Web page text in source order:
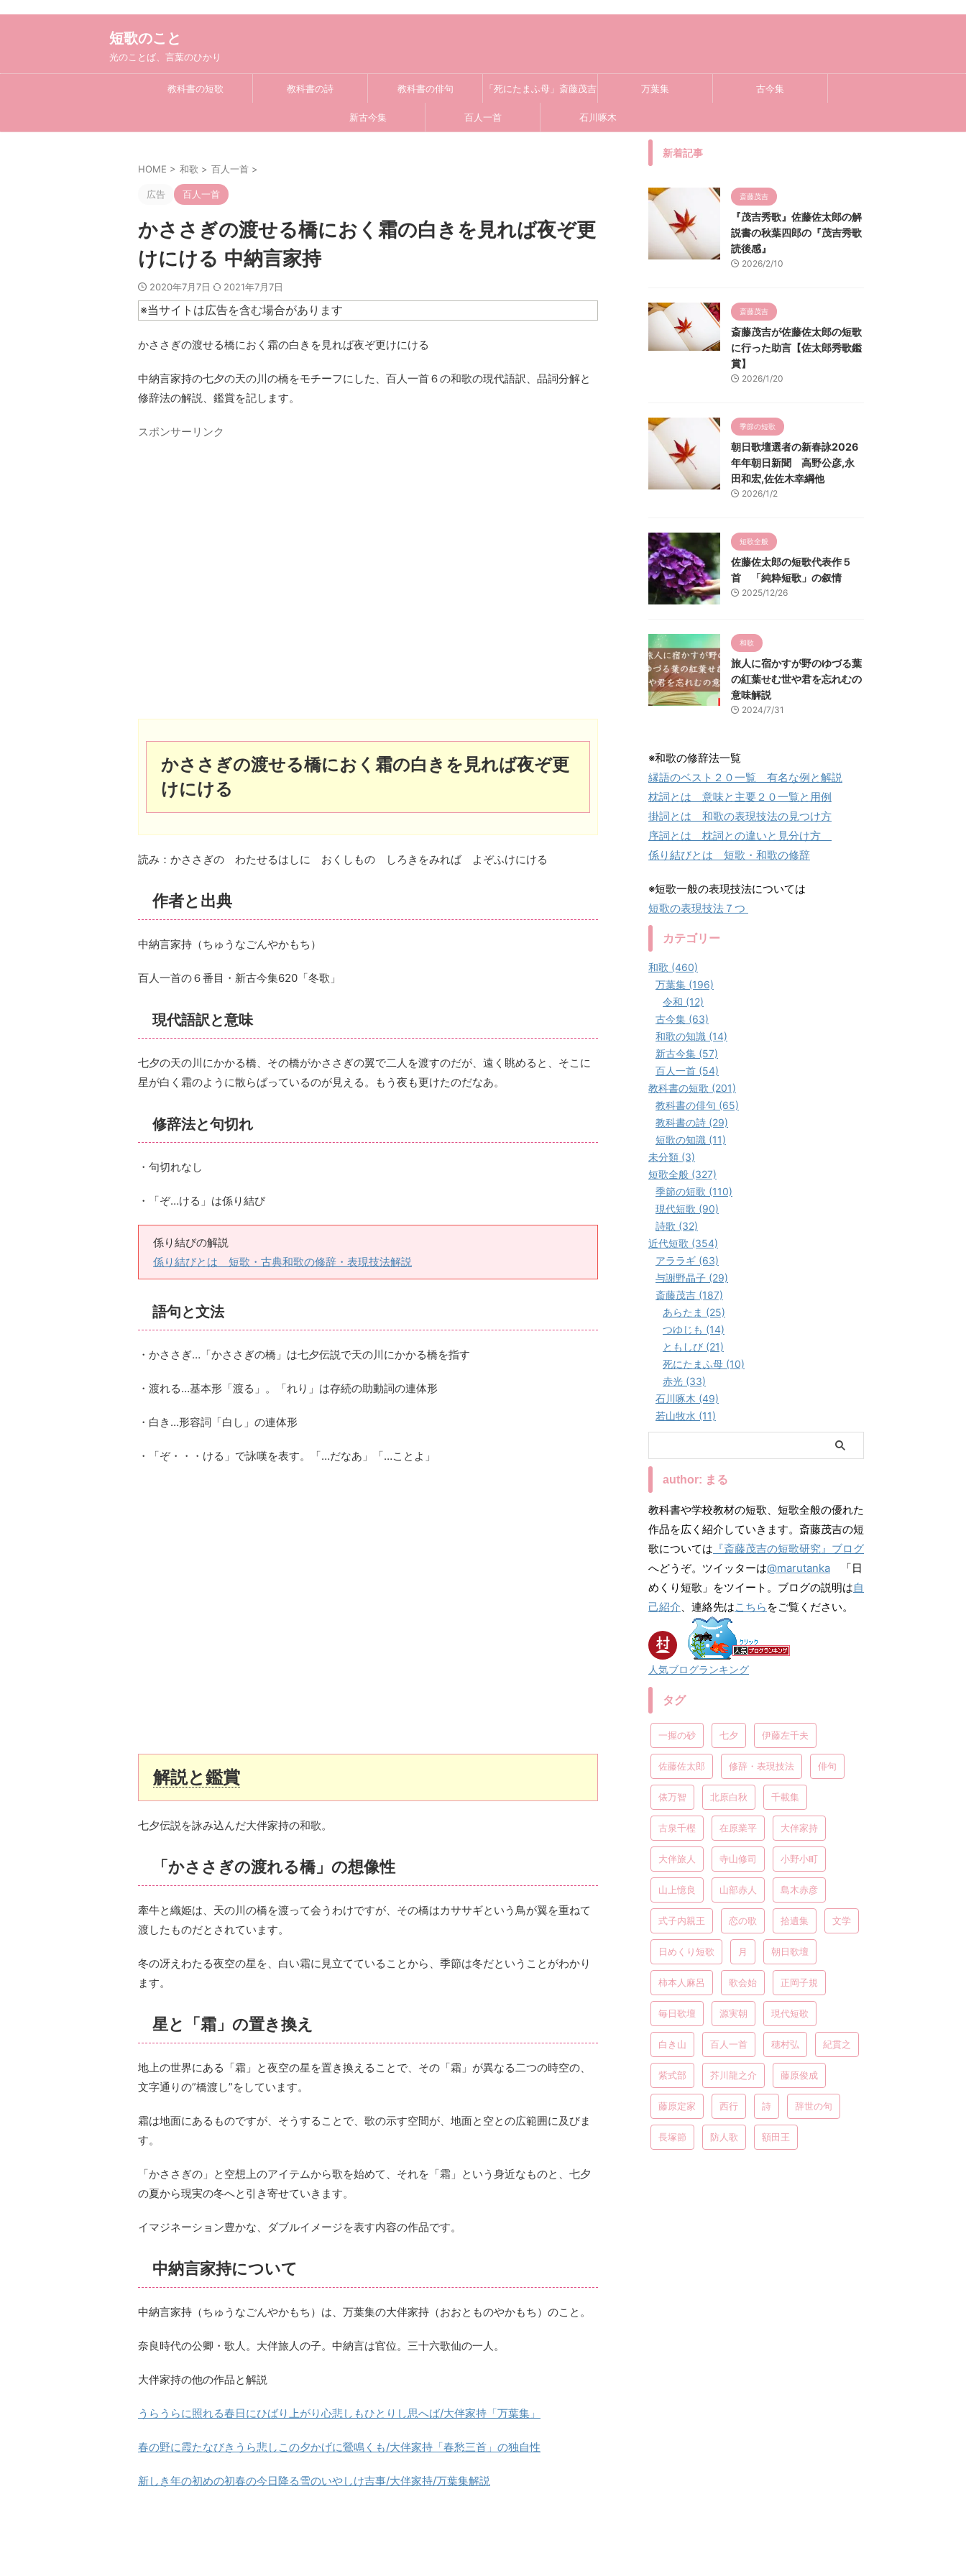
短歌のこと
光のことば、言葉のひかり
教科書の短歌 教科書の詩 教科書の俳句 「死にたまふ母」斎藤茂吉 万葉集 古今集
新古今集 百人一首 石川啄木
HOME > 和歌 > 百人一首 >
広告 百人一首
かささぎの渡せる橋におく霜の白きを見れば夜ぞ更
けにける 中納言家持
2020年7月7日 2021年7月7日
※当サイトは広告を含む場合があります
かささぎの渡せる橋におく霜の白きを見れば夜ぞ更けにける
中納言家持の七夕の天の川の橋をモチーフにした、百人一首６の和歌の現代語訳、品詞分解と
修辞法の解説、鑑賞を記します。
スポンサーリンク
かささぎの渡せる橋におく霜の白きを見れば夜ぞ更
けにける
読み：かささぎの わたせるはしに おくしもの しろきをみれば よぞふけにける
作者と出典
中納言家持（ちゅうなごんやかもち）
百人一首の６番目・新古今集620「冬歌」
現代語訳と意味
七夕の天の川にかかる橋、その橋がかささぎの翼で二人を渡すのだが、遠く眺めると、そこに
星が白く霜のように散らばっているのが見える。もう夜も更けたのだなあ。
修辞法と句切れ
・句切れなし
・「ぞ…ける」は係り結び
係り結びの解説
係り結びとは 短歌・古典和歌の修辞・表現技法解説
語句と文法
・かささぎ…「かささぎの橋」は七夕伝説で天の川にかかる橋を指す
・渡れる…基本形「渡る」。「れり」は存続の助動詞の連体形
・白き…形容詞「白し」の連体形
・「ぞ・・・ける」で詠嘆を表す。「…だなあ」「…ことよ」
解説と鑑賞
七夕伝説を詠み込んだ大伴家持の和歌。
「かささぎの渡れる橋」の想像性
牽牛と織姫は、天の川の橋を渡って会うわけですが、その橋はカササギという鳥が翼を重ねて
渡したものだとされています。
冬の冴えわたる夜空の星を、白い霜に見立てていることから、季節は冬だということがわかり
ます。
星と「霜」の置き換え
地上の世界にある「霜」と夜空の星を置き換えることで、その「霜」が異なる二つの時空の、
文字通りの”橋渡し”をしています。
霜は地面にあるものですが、そうすることで、歌の示す空間が、地面と空との広範囲に及びま
す。
「かささぎの」と空想上のアイテムから歌を始めて、それを「霜」という身近なものと、七夕
の夏から現実の冬へと引き寄せていきます。
イマジネーション豊かな、ダブルイメージを表す内容の作品です。
中納言家持について
中納言家持（ちゅうなごんやかもち）は、万葉集の大伴家持（おおとものやかもち）のこと。
奈良時代の公卿・歌人。大伴旅人の子。中納言は官位。三十六歌仙の一人。
大伴家持の他の作品と解説
うらうらに照れる春日にひばり上がり心悲しもひとりし思へば/大伴家持「万葉集」
春の野に霞たなびきうら悲しこの夕かげに鶯鳴くも/大伴家持「春愁三首」の独自性
新しき年の初めの初春の今日降る雪のいやしけ吉事/大伴家持/万葉集解説
新着記事
斎藤茂吉
『茂吉秀歌』佐藤佐太郎の解
説書の秋葉四郎の『茂吉秀歌
読後感』
2026/2/10
斎藤茂吉
斎藤茂吉が佐藤佐太郎の短歌
に行った助言【佐太郎秀歌鑑
賞】
2026/1/20
季節の短歌
朝日歌壇選者の新春詠2026
年年朝日新聞 高野公彦,永
田和宏,佐佐木幸綱他
2026/1/2
短歌全般
佐藤佐太郎の短歌代表作５
首 「純粋短歌」の叙情
2025/12/26
和歌
旅人に宿かすが野のゆづる葉
の紅葉せむ世や君を忘れむの
意味解説
2024/7/31
※和歌の修辞法一覧
縁語のベスト２０一覧 有名な例と解説
枕詞とは 意味と主要２０一覧と用例
掛詞とは 和歌の表現技法の見つけ方
序詞とは 枕詞との違いと見分け方
係り結びとは 短歌・和歌の修辞
※短歌一般の表現技法については
短歌の表現技法７つ
カテゴリー
和歌 (460)
万葉集 (196)
令和 (12)
古今集 (63)
和歌の知識 (14)
新古今集 (57)
百人一首 (54)
教科書の短歌 (201)
教科書の俳句 (65)
教科書の詩 (29)
短歌の知識 (11)
未分類 (3)
短歌全般 (327)
季節の短歌 (110)
現代短歌 (90)
詩歌 (32)
近代短歌 (354)
アララギ (63)
与謝野晶子 (29)
斎藤茂吉 (187)
あらたま (25)
つゆじも (14)
ともしび (21)
死にたまふ母 (10)
赤光 (33)
石川啄木 (49)
若山牧水 (11)
author: まる
教科書や学校教材の短歌、短歌全般の優れた
作品を広く紹介していきます。斎藤茂吉の短
歌については 『斎藤茂吉の短歌研究』ブログ
へどうぞ。ツイッターは@marutanka 「日
めくり短歌」をツイート。ブログの説明は自
己紹介、連絡先はこちら をご覧ください。
人気ブログランキング
タグ
一握の砂 七夕 伊藤左千夫
佐藤佐太郎 修辞・表現技法 俳句
俵万智 北原白秋 千載集
古泉千樫 在原業平 大伴家持
大伴旅人 寺山修司 小野小町
山上憶良 山部赤人 島木赤彦
式子内親王 恋の歌 拾遺集 文学
日めくり短歌 月 朝日歌壇
柿本人麻呂 歌会始 正岡子規
毎日歌壇 源実朝 現代短歌
白き山 百人一首 穂村弘 紀貫之
紫式部 芥川龍之介 藤原俊成
藤原定家 西行 詩 辞世の句
長塚節 防人歌 額田王